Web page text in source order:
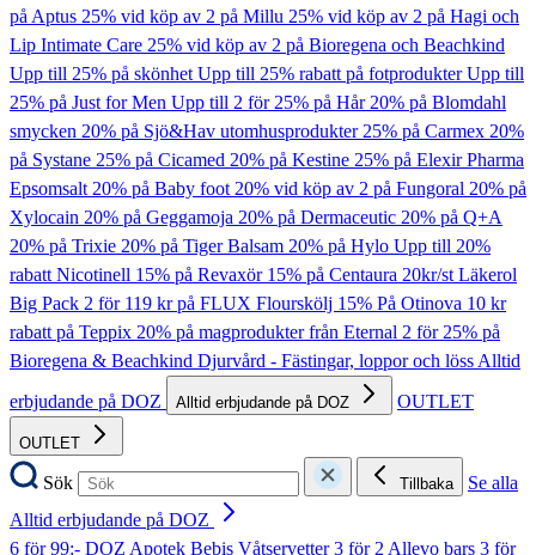
på Aptus 25% vid köp av 2 på Millu 25% vid köp av 2 på Hagi och
Lip Intimate Care 25% vid köp av 2 på Bioregena och Beachkind
Upp till 25% på skönhetUpp till 25% rabatt på fotprodukterUpp till
25% på Just for Men Upp till 2 för 25% på Hår20% på Blomdahl
smycken 20% på Sjö&Hav utomhusprodukter25% på Carmex 20%
på Systane 25% på Cicamed 20% på Kestine 25% på Elexir Pharma
Epsomsalt20% på Baby foot20% vid köp av 2 på Fungoral 20% på
Xylocain 20% på Geggamoja 20% på Dermaceutic 20% på Q+A
20% på Trixie 20% på Tiger Balsam 20% på Hylo Upp till 20%
rabatt Nicotinell 15% på Revaxör 15% på Centaura 20kr/st Läkerol
Big Pack 2 för 119 kr på FLUX Flourskölj 15% På Otinova 10 kr
rabatt på Teppix 20% på magprodukter från Eternal 2 för 25% på
Bioregena & Beachkind Djurvård - Fästingar, loppor och lössAlltid
erbjudande på DOZ
Alltid erbjudande på DOZ OUTLET
OUTLET
Sök Tillbaka
Se alla
Alltid erbjudande på DOZ
6 för 99:- DOZ Apotek Bebis Våtservetter3 för 2 Allevo bars 3 för